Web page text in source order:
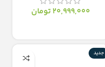
20,999,000 تومان
جدید